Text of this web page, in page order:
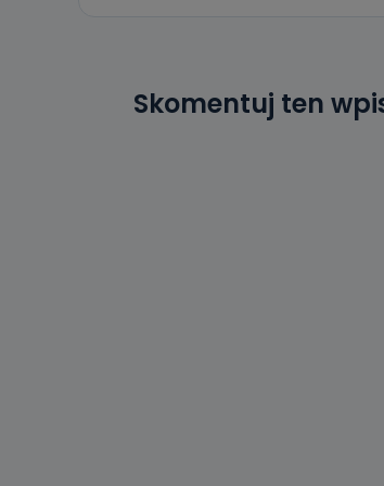
Skomentuj ten